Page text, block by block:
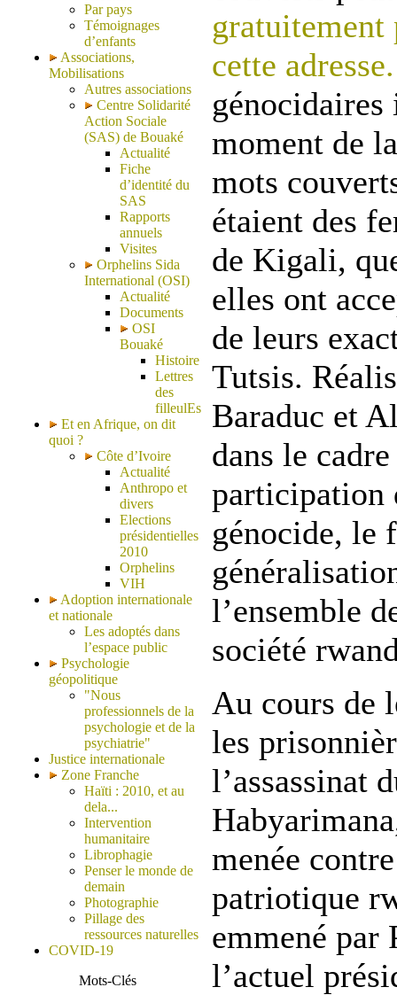
Par pays
Témoignages
d’enfants
Associations,
Mobilisations
Autres associations
Centre Solidarité
Action Sociale
(SAS) de Bouaké
Actualité
Fiche
d’identité du
SAS
Rapports
annuels
Visites
Orphelins Sida
International (OSI)
Actualité
Documents
OSI
Bouaké
Histoire
Lettres
des
filleulEs
Et en Afrique, on dit
quoi ?
Côte d’Ivoire
Actualité
Anthropo et
divers
Elections
présidentielles
2010
Orphelins
VIH
Adoption internationale
et nationale
Les adoptés dans
l’espace public
Psychologie
géopolitique
"Nous
professionnels de la
psychologie et de la
psychiatrie"
Justice internationale
Zone Franche
Haïti : 2010, et au
dela...
Intervention
humanitaire
Librophagie
Penser le monde de
demain
Photographie
Pillage des
ressources naturelles
COVID-19
Mots-Clés
gratuitement
cette adresse.
génocidaires
moment de
mots
étaient des
de Kigali,
elles ont
de leurs
Tutsis.
Baraduc et
dans le
participation
génocide, le
l’ensemble
société
Au cours de
les
l’assassinat
menée
patriotique
emmené par
l’actuel